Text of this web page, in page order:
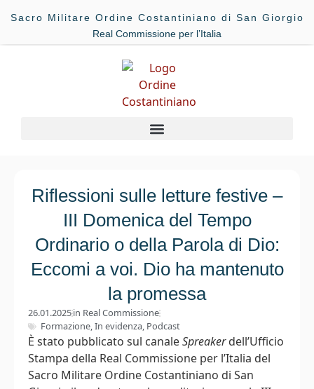
Sacro Militare Ordine Costantiniano di San Giorgio
Real Commissione per l’Italia
Riflessioni sulle letture festive –
III Domenica del Tempo
Ordinario o della Parola di Dio:
Eccomi a voi. Dio ha mantenuto
la promessa
26.01.2025in Real Commissione
Formazione,In evidenza, Podcast
È stato pubblicato sul canaleSpreakerdell’Ufficio
Stampa della Real Commissione per l’Italia del
Sacro Militare Ordine Costantiniano di San